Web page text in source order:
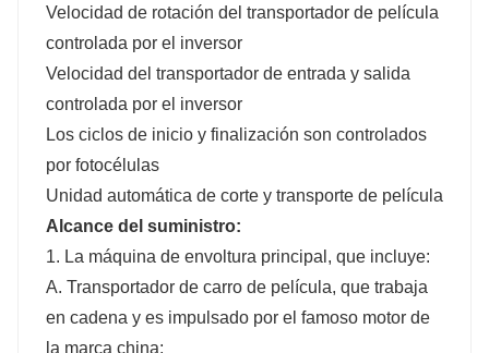
Velocidad de rotación del transportador de película
controlada por el inversor
Velocidad del transportador de entrada y salida
controlada por el inversor
Los ciclos de inicio y finalización son controlados
por fotocélulas
Unidad automática de corte y transporte de película
Alcance del suministro:
1. La máquina de envoltura principal, que incluye:
A. Transportador de carro de película, que trabaja
en cadena y es impulsado por el famoso motor de
la marca china;